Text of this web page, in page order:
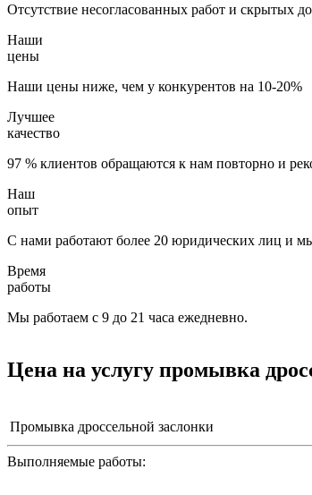
Отсутствие несогласованных работ и скрытых
Наши
цены
Наши цены ниже, чем у конкурентов на 10-20%
Лучшее
качество
97 % клиентов обращаются к нам повторно и
Наш
опыт
С нами работают более 20 юридических лиц и
Время
работы
Мы работаем с 9 до 21 часа ежедневно.
Цена на услугу промывка
Промывка дроссельной заслонки
Выполняемые работы: